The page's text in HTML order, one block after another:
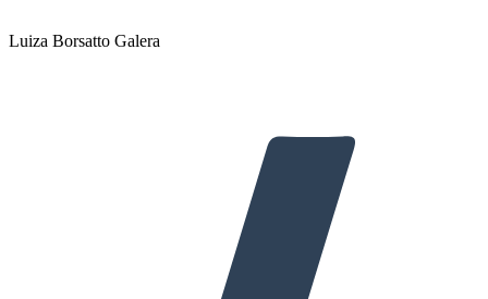
Luiza Borsatto Galera